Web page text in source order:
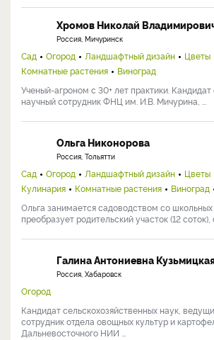
Хромов Николай
Россия, Мичуринск
Сад Огород Ландшафтный дизайн
Цветы
Комнатные растения
Виноград
Ученый-агроном с 30+ лет практики.
научный сотрудник ФНЦ им. И.В. Мичурина, ...
Ольга Никонорова
Россия, Тольятти
Сад Огород Ландшафтный дизайн Цветы
Кулинария
Комнатные растения Виноград
Ольга занимается садоводством со школьных
преобразует родительский участок (12
Галина Антониевна
Россия, Хабаровск
Огород
Кандидат сельскохозяйственных наук,
сотрудник отдела овощных культур и
Дальневосточного НИИ ...